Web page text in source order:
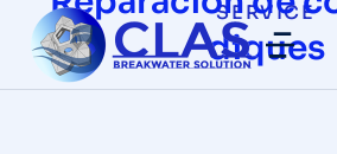
SERVICE
diques